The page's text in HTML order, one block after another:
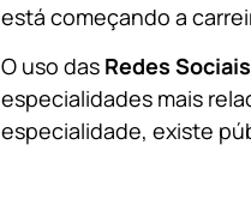
está começando a
O uso das Redes
especialidades mais
especialidade, existe